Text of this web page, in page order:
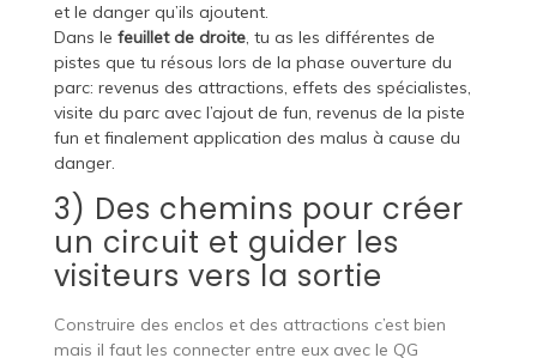
et le danger qu’ils ajoutent.
Dans le feuillet de droite, tu as les différentes de
pistes que tu résous lors de la phase ouverture du
parc: revenus des attractions, effets des spécialistes,
visite du parc avec l’ajout de fun, revenus de la piste
fun et finalement application des malus à cause du
danger.
3) Des chemins pour créer
un circuit et guider les
visiteurs vers la sortie
Construire des enclos et des attractions c’est bien
mais il faut les connecter entre eux avec le QG